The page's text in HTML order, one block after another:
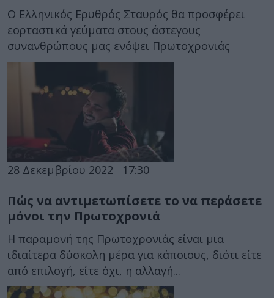
Ο Ελληνικός Ερυθρός Σταυρός θα προσφέρει
εορταστικά γεύματα στους άστεγους
συνανθρώπους μας ενόψει Πρωτοχρονιάς
28 Δεκεμβρίου 2022 17:30
Πώς να αντιμετωπίσετε το να περάσετε
μόνοι την Πρωτοχρονιά
Η παραμονή της Πρωτοχρονιάς είναι μια
ιδιαίτερα δύσκολη μέρα για κάποιους, διότι είτε
από επιλογή, είτε όχι, η αλλαγή...